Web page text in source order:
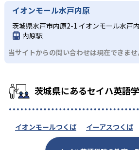
イオンモール水戸内原
茨城県水戸市内原2-1 イオンモール水戸
内原駅
当サイトからの問い合わせは現在できま
茨城県にあるセイハ英語
イオンモールつくば イーアスつくば